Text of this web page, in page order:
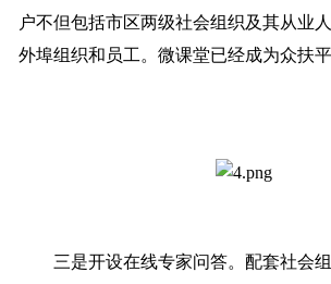
户不但包括市区两级社会组织及其从业
外埠组织和员工。微课堂已经成为众扶平
三是开设在线专家问答。配套社会组